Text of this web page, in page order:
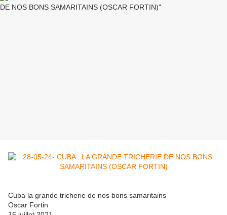
Cuba la grande tricherie de nos bons samaritains
Oscar Fortin